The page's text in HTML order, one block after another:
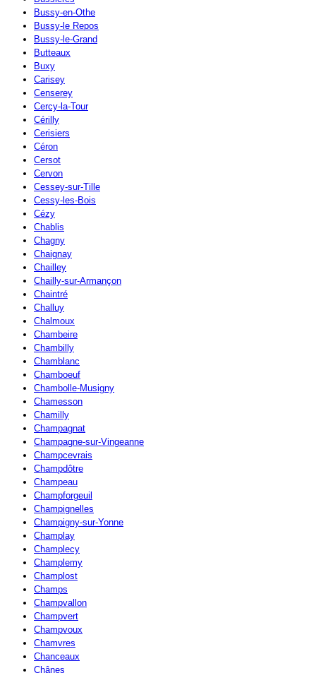
Bussy-en-Othe
Bussy-le Repos
Bussy-le-Grand
Butteaux
Buxy
Carisey
Censerey
Cercy-la-Tour
Cérilly
Cerisiers
Céron
Cersot
Cervon
Cessey-sur-Tille
Cessy-les-Bois
Cézy
Chablis
Chagny
Chaignay
Chailley
Chailly-sur-Armançon
Chaintré
Challuy
Chalmoux
Chambeire
Chambilly
Chamblanc
Chamboeuf
Chambolle-Musigny
Chamesson
Chamilly
Champagnat
Champagne-sur-Vingeanne
Champcevrais
Champdôtre
Champeau
Champforgeuil
Champignelles
Champigny-sur-Yonne
Champlay
Champlecy
Champlemy
Champlost
Champs
Champvallon
Champvert
Champvoux
Chamvres
Chanceaux
Chânes